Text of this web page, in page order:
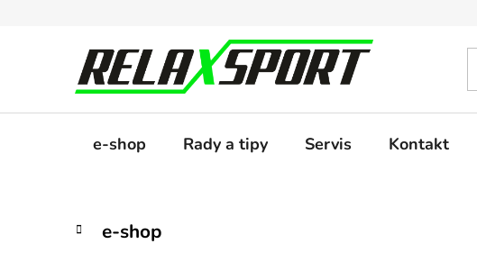
e-shop Rady a tipy Servis Kontakt
BPreskočiť
kategórie
K
a
e-shop